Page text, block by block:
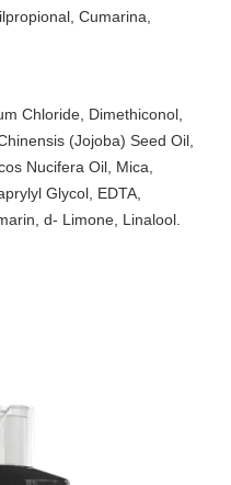
Cumarina,
Chloride, Dimethiconol,
(Jojoba) Seed Oil,
Nucifera Oil, Mica,
Glycol, EDTA,
d- Limone, Linalool.